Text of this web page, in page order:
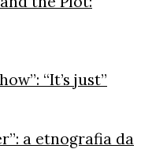
“It’s just”
a etnografia da